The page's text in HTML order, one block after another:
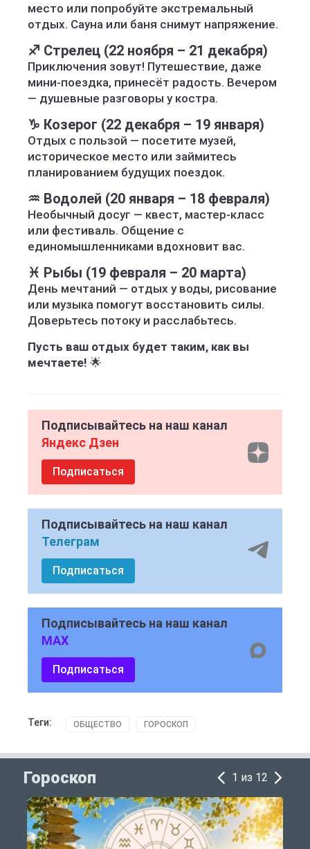
место или попробуйте экстремальный
отдых. Сауна или баня снимут напряжение.
♐ Стрелец (22 ноября – 21 декабря)
Приключения зовут! Путешествие, даже
мини-поездка, принесёт радость. Вечером
— душевные разговоры у костра.
♑ Козерог (22 декабря – 19 января)
Отдых с пользой — посетите музей,
историческое место или займитесь
планированием будущих поездок.
♒ Водолей (20 января – 18 февраля)
Необычный досуг — квест, мастер-класс
или фестиваль. Общение с
единомышленниками вдохновит вас.
♓ Рыбы (19 февраля – 20 марта)
День мечтаний — отдых у воды, рисование
или музыка помогут восстановить силы.
Доверьтесь потоку и расслабьтесь.
Пусть ваш отдых будет таким, как вы
мечтаете! 🌟
Подписывайтесь на наш канал
Яндекс Дзен
Подписаться
Подписывайтесь на наш канал
Телеграм
Подписаться
Подписывайтесь на наш канал
MAX
Подписаться
Теги: ОБЩЕСТВО ГОРОСКОП
Гороскоп 1 из 12